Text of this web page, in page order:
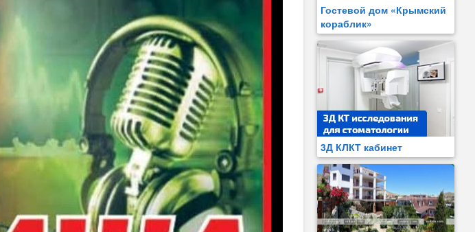
Гостевой дом «Крымский
кораблик»
3Д КЛКТ кабинет